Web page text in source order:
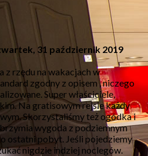
31 październik 2019
z rzędu na wakacjach w
zgodny z opisem , niczego
Super właściciele,
Na gratisowym rejsie każdy
Skorzystaliśmy też ogódka i
wygoda z podziemnym
ostatni pobyt. Jeśli pojedziemy
nigdzie indziej noclegów.